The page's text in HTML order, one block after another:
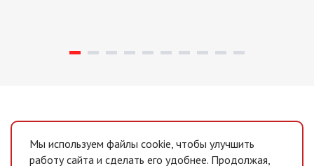
Мы используем файлы cookie, чтобы улучшить
работу сайта и сделать его удобнее. Продолжая,